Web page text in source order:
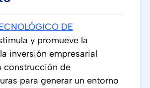
DE
y promueve la
inversión empresarial
construcción de
para generar un entorno